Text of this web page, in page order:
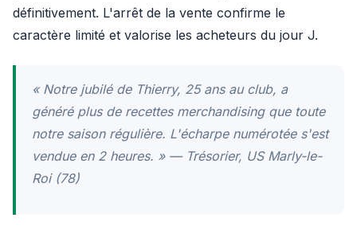
définitivement. L'arrêt de la vente confirme le
caractère limité et valorise les acheteurs du jour J.
« Notre jubilé de Thierry, 25 ans au club, a
généré plus de recettes merchandising que toute
notre saison régulière. L'écharpe numérotée s'est
vendue en 2 heures. » — Trésorier, US Marly-le-
Roi (78)